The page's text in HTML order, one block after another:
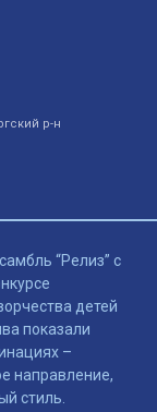
р-н
“Релиз” с
детей
показали
–
направление,
стиль.